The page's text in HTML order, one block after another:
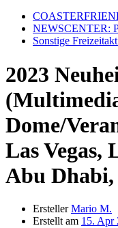
NEWSCENTER:
Sonstige
2023
Dome/
Las Vegas,
Abu
Ersteller Mario M.
Erstellt am 15. Apr